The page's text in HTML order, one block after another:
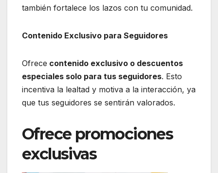
también fortalece los lazos con tu comunidad.
Contenido Exclusivo para Seguidores
Ofrece contenido exclusivo o descuentos
especiales solo para tus seguidores. Esto
incentiva la lealtad y motiva a la interacción, ya
que tus seguidores se sentirán valorados.
Ofrece promociones
exclusivas